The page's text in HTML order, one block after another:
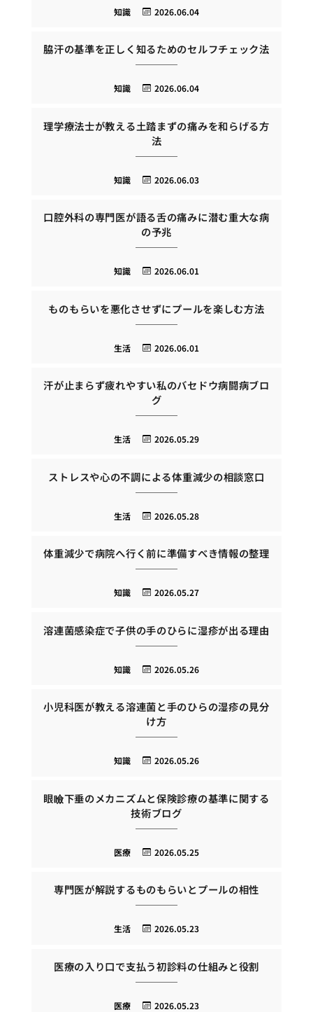
2026.06.04
知識
脇汗の基準を正しく知るためのセルフチェック法
2026.06.04
知識
理学療法士が教える土踏まずの痛みを和らげる方
法
2026.06.03
知識
口腔外科の専門医が語る舌の痛みに潜む重大な病
の予兆
2026.06.01
知識
ものもらいを悪化させずにプールを楽しむ方法
2026.06.01
生活
汗が止まらず疲れやすい私のバセドウ病闘病ブロ
グ
2026.05.29
生活
ストレスや心の不調による体重減少の相談窓口
2026.05.28
生活
体重減少で病院へ行く前に準備すべき情報の整理
2026.05.27
知識
溶連菌感染症で子供の手のひらに湿疹が出る理由
2026.05.26
知識
小児科医が教える溶連菌と手のひらの湿疹の見分
け方
2026.05.26
知識
眼瞼下垂のメカニズムと保険診療の基準に関する
技術ブログ
2026.05.25
医療
専門医が解説するものもらいとプールの相性
2026.05.23
生活
医療の入り口で支払う初診料の仕組みと役割
2026.05.23
医療